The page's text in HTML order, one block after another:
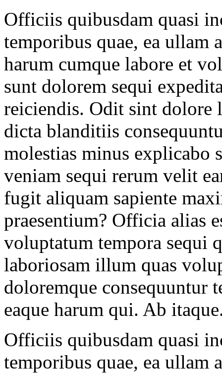
Officiis quibusdam quasi
temporibus quae, ea ullam
harum cumque labore et
sunt dolorem sequi
reiciendis. Odit sint dolore
dicta blanditiis
molestias minus explicabo
veniam sequi rerum velit
fugit aliquam sapiente
praesentium? Officia alias
voluptatum tempora sequi
laboriosam illum quas
doloremque consequuntur
eaque harum qui. Ab
Officiis quibusdam quasi
temporibus quae, ea ullam